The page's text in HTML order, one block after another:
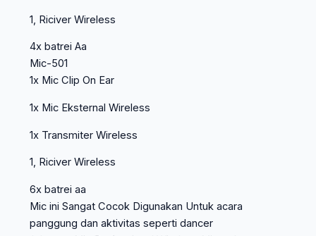
1, Riciver Wireless
4x batrei Aa
Mic-501
1x Mic Clip On Ear
1x Mic Eksternal Wireless
1x Transmiter Wireless
1, Riciver Wireless
6x batrei aa
Mic ini Sangat Cocok Digunakan Untuk acara
panggung dan aktivitas seperti dancer